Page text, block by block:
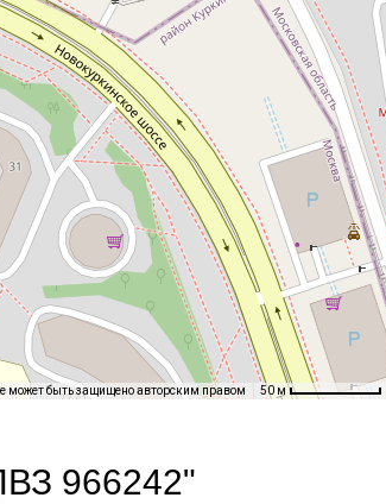
может быть защищено авторским правом 50 м
966242"